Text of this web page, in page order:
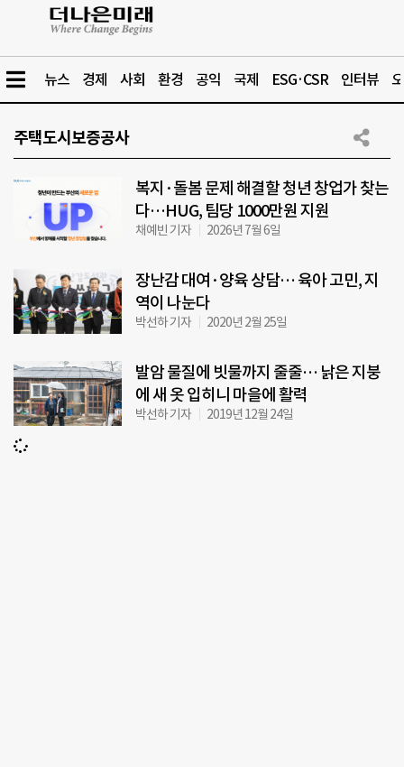
뉴스 경제 사회 환경 공익 국제 ESG·CSR 인터뷰
주택도시보증공사
복지·돌봄 문제 해결할 청년 창업가 찾는
다…HUG, 팀당 1000만원 지원
채예빈 기자 2026년 7월 6일
장난감 대여·양육 상담… 육아 고민, 지
역이 나눈다
박선하 기자 2020년 2월 25일
발암 물질에 빗물까지 줄줄… 낡은 지붕
에 새 옷 입히니 마을에 활력
박선하 기자 2019년 12월 24일